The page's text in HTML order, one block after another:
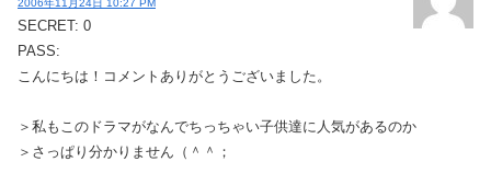
2006年11月24日 10:27 PM
SECRET: 0
PASS:
こんにちは！コメントありがとうございました。
＞私もこのドラマがなんでちっちゃい子供達に人気があるのか
＞さっぱり分かりません（＾＾；